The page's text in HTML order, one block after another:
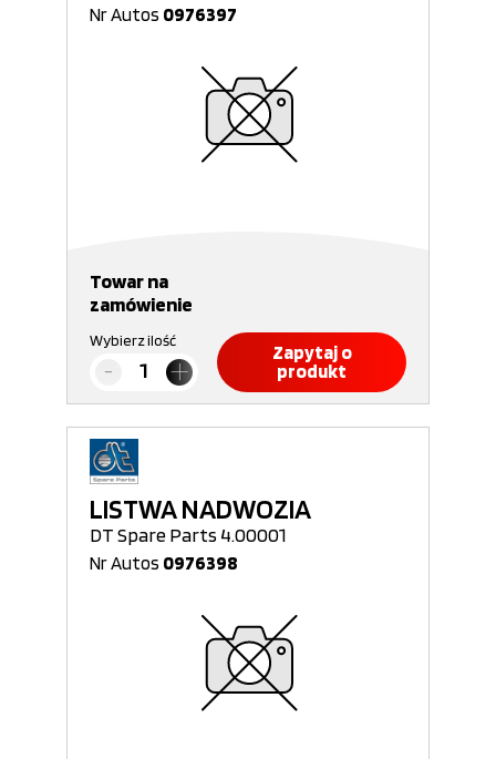
Nr Autos 0976397
Towar na
zamówienie
Wybierz ilość
Zapytaj o
produkt
LISTWA NADWOZIA
DT Spare Parts 4.00001
Nr Autos 0976398